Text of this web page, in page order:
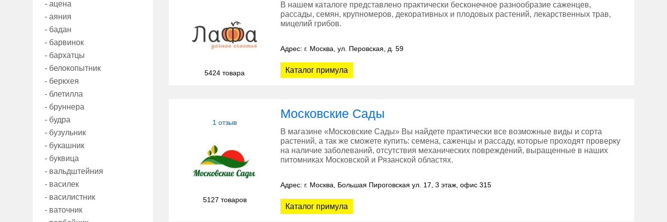
- ацена
- аяния
- бадан
- барвинок
- бархатцы
- белокопытник
- беркхея
- блетилла
- бруннера
- будра
- бузульник
- букашник
- буквица
- вальдштейния
- василек
- василистник
- ваточник
5424 товара
В нашем каталоге представлено практически бесконечное разнообразие саженцев,
рассады, семян, крупномеров, декоративных и плодовых растений, лекарственных трав,
мицелий грибов.
Адрес: г. Москва, ул. Перовская, д. 59
Каталог примула
1 отзыв
5127 товаров
Московские Сады
В магазине «Московские Сады» Вы найдете практически все возможные виды и сорта
растений, а так же сможете купить: семена, саженцы и рассаду, которые проходят проверку
на наличие заболеваний, отсутствия механических повреждений, выращенные в наших
питомниках Московской и Рязанской областях.
Адрес: г. Москва, Большая Пироговская ул. 17, 3 этаж, офис 315
Каталог примула